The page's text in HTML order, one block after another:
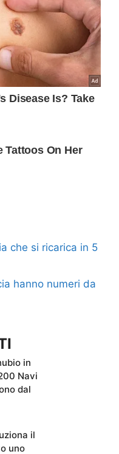
che si ricarica in 5
hanno numeri da
in
Navi
dal
il
uno